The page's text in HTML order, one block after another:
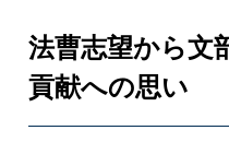
環
境
」
法曹志望から
貢献への思い